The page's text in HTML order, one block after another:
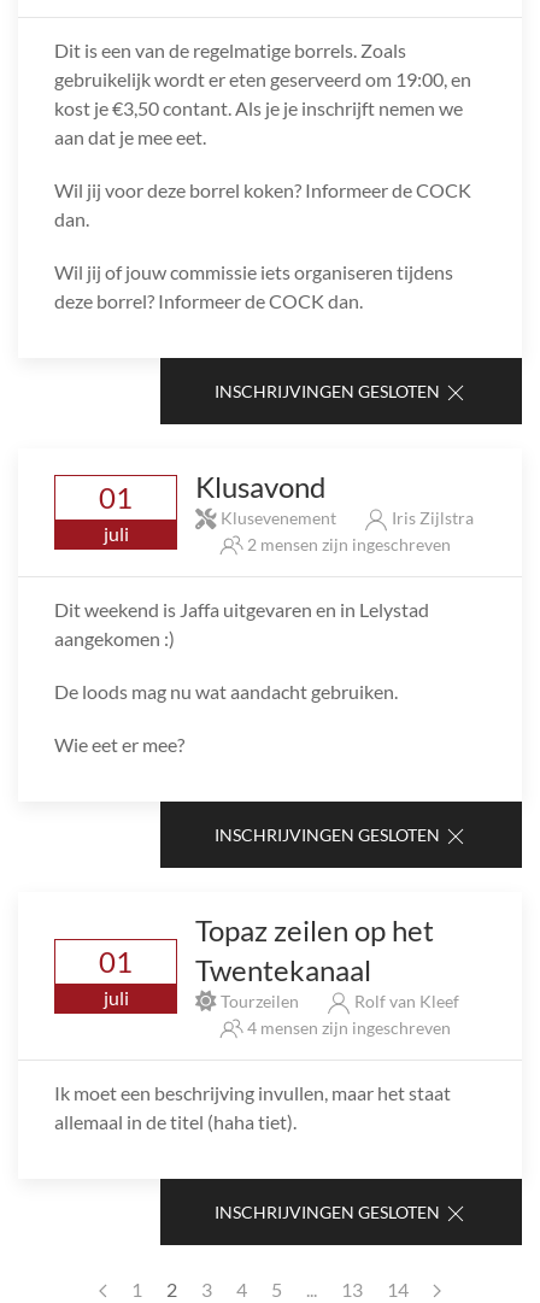
Dit is een van de regelmatige borrels. Zoals
gebruikelijk wordt er eten geserveerd om 19:00, en
kost je €3,50 contant. Als je je inschrijft nemen we
aan dat je mee eet.
Wil jij voor deze borrel koken? Informeer de COCK
dan.
Wil jij of jouw commissie iets organiseren tijdens
deze borrel? Informeer de COCK dan.
INSCHRIJVINGEN GESLOTEN
01
juli
Klusavond
Klusevenement
Iris Zijlstra
2 mensen zijn ingeschreven
Dit weekend is Jaffa uitgevaren en in Lelystad
aangekomen :)
De loods mag nu wat aandacht gebruiken.
Wie eet er mee?
INSCHRIJVINGEN GESLOTEN
01
juli
Topaz zeilen op het
Twentekanaal
Tourzeilen
Rolf van Kleef
4 mensen zijn ingeschreven
Ik moet een beschrijving invullen, maar het staat
allemaal in de titel (haha tiet).
INSCHRIJVINGEN GESLOTEN
1 2 3 4 5 ... 13 14